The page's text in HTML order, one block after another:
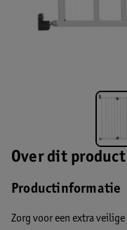
Over dit product
Productinformatie
Zorg voor een extra